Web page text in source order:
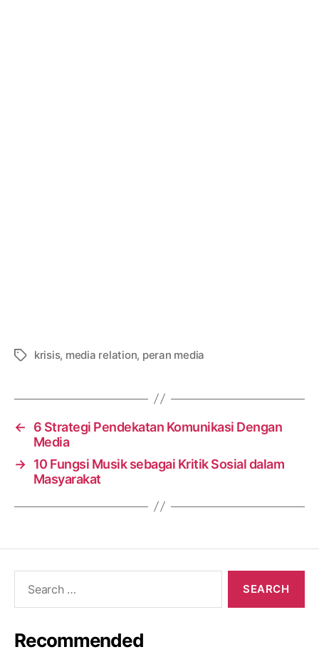
Tagskrisis, media relation, peran media
←
6 Strategi Pendekatan Komunikasi Dengan
Media
→ 10 Fungsi Musik sebagai Kritik Sosial dalam
Masyarakat
Recommended